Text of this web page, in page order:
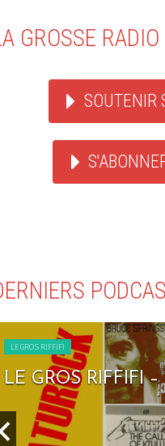
GROSSE RADIO
SOUTENIR
LE GROS RIFFIFI
LE GROS RIFFIFI